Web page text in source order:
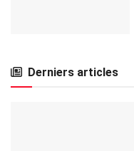
Derniers articles